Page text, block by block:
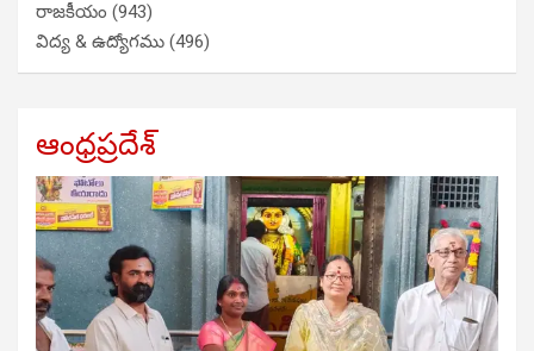
రాజకీయం (943)
విద్య & ఉద్యోగము (496)
ఆంధ్రప్రదేశ్